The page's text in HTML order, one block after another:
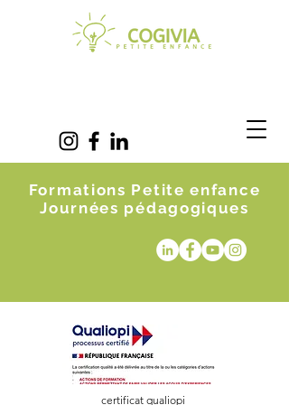
Formations Petite enfance
Journées pédagogiques
certificat qualiopi